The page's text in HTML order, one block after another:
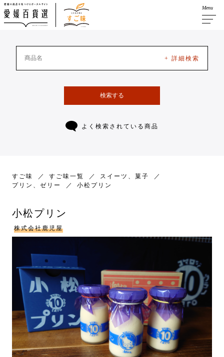
Menu
+ 詳細検索
検索する
よく検索されている商品
すご味 すご味一覧
スイーツ、菓子
プリン、ゼリー
小松プリン
小松プリン
株式会社鹿児屋